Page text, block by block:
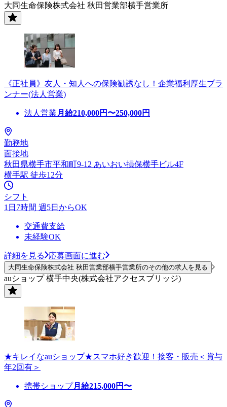
大同生命保険株式会社 秋田営業部横手営業所
《正社員》友人・知人への保険勧誘なし！企業福利厚生プラ
ンナー(法人営業)
法人営業 月給210,000円〜250,000円
勤務地
面接地
秋田県横手市平和町9-12 あいおい損保横手ビル4F
横手駅 徒歩12分
シフト
1日7時間 週5日からOK
交通費支給
未経験OK
詳細を見る 応募画面に進む
大同生命保険株式会社 秋田営業部横手営業所のその他の求人を見る
auショップ 横手中央(株式会社アクセスブリッジ)
★キレイなauショップ★スマホ好き歓迎！接客・販売＜賞与
年2回有＞
携帯ショップ月給215,000円〜